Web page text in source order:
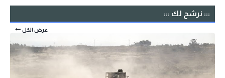
::: نرشح لك :::
عرض الكل